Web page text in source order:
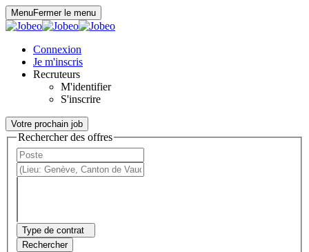
MenuFermer le menu
Connexion
Je m'inscris
Recruteurs
M'identifier
S'inscrire
Votre prochain job
Rechercher des offres
Type de contrat
Rechercher
Panneau de gestion des cookies